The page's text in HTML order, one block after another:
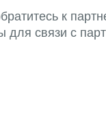
к
для связи с